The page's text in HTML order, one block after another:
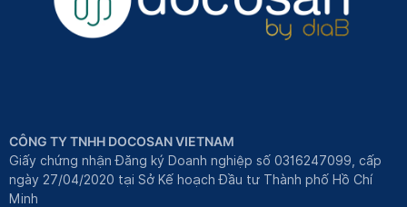
CÔNG TY TNHH DOCOSAN VIETNAM
Giấy chứng nhận Đăng ký Doanh nghiệp số 0316247099, cấp
ngày 27/04/2020 tại Sở Kế hoạch Đầu tư Thành phố Hồ Chí
Minh